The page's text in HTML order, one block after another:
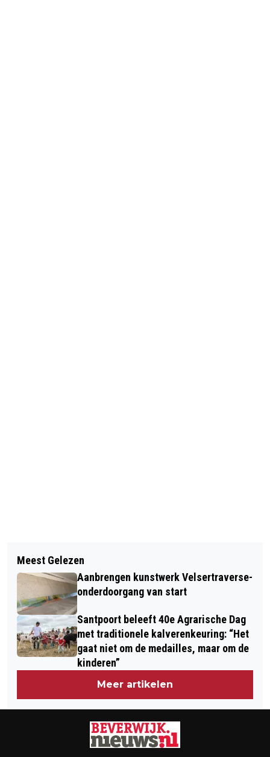
NICO MET Z’N KLIKO & CLEANUP DAY
OP KINDERBOERDERIJ DE BAAK
IN SLECHTS 5 MINUTEN
VERKEERSCONTROLE IJMUIDENAAR,
BEVERWIJKER EN HEEMSKERKER
AANGEHOUDEN
Meest Gelezen
Aanbrengen kunstwerk Velsertraverse-
onderdoorgang van start
Santpoort beleeft 40e Agrarische Dag
met traditionele kalverenkeuring: “Het
gaat niet om de medailles, maar om de
kinderen”
Meer artikelen